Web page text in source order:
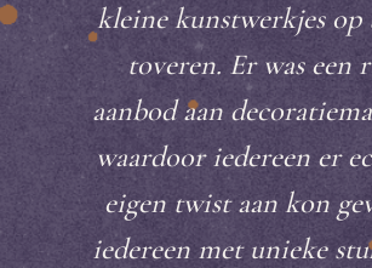
kleine kunstwerkjes op
toveren. Er was een
aanbod aan
waardoor iedereen er
eigen twist aan kon
iedereen met unieke